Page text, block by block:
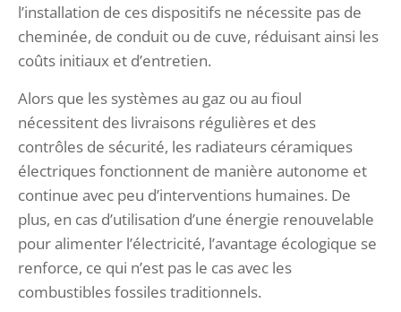
l’installation de ces dispositifs ne nécessite pas de
cheminée, de conduit ou de cuve, réduisant ainsi les
coûts initiaux et d’entretien.
Alors que les systèmes au gaz ou au fioul
nécessitent des livraisons régulières et des
contrôles de sécurité, les radiateurs céramiques
électriques fonctionnent de manière autonome et
continue avec peu d’interventions humaines. De
plus, en cas d’utilisation d’une énergie renouvelable
pour alimenter l’électricité, l’avantage écologique se
renforce, ce qui n’est pas le cas avec les
combustibles fossiles traditionnels.